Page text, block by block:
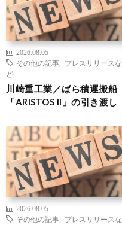
2026.08.05
その他の記事
プレスリリースな
ど
川崎重工業／ばら積運搬船
「ARISTOS II」の引き渡し
2026.08.05
その他の記事
プレスリリースな